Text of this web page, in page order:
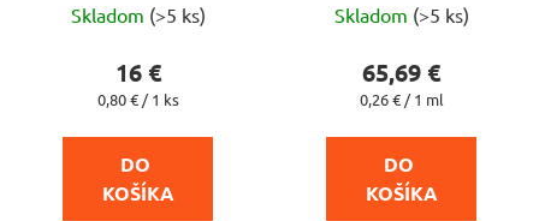
hodnotenie
je
z
5
Skladom (>5 ks)
16 €
Jednotková
0,80 € / 1 ks
DO
KOŠÍKA
hodnotenie
je
z
5
Skladom (>5 ks)
65,69 €
Jednotková
0,26 € / 1 ml
DO
KOŠÍKA